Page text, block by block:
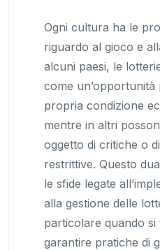
Ogni cultura ha le
riguardo al gioco e
alcuni paesi, le
come
propria condizione
mentre in altri
oggetto di critiche o
restrittive. Questo
le sfide legate
alla gestione delle
particolare quando si
garantire pratiche di